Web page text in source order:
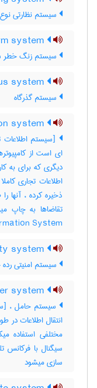
سیستم نظارتی
سیستم زنگ
سیستم گذرگاه
ای است از
دیگری که برای به
اطلاعات تجاری
ذخیره کرده ، آنها
System
سیستم امنیتی
سیستم حامل ،
انتقال اطلاعات در
مختلفی استفاده
سیگنال با فرکانس
سازی میشود